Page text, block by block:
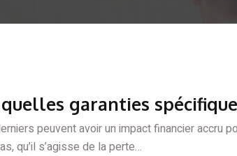
garanties
peuvent avoir un impact financier
qu’il s’agisse de la perte…